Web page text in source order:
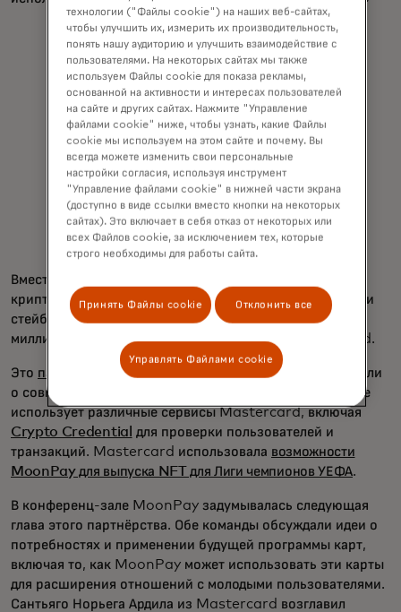
«Мы обновляем деньги на интернет ...
Мы хотим внедрить каждый отдельный
платеж по всему миру.»
Ivan Soto-Wright
Вместе они стремятся подключить новые карты к
криптокошелькам пользователей и обеспечить платежи
стейблкоинами и криптовалютой в более чем 150
миллионах точек, где сегодня принимается Mastercard.
Это партнёрство
не новое — компании впервые объявили
о совместной работе в конце 2023 года. MoonPay уже
использует различные сервисы Mastercard, включая
Crypto Credential для проверки пользователей и
транзакций. Mastercard использовала возможности
MoonPay для выпуска NFT для Лиги чемпионов УЕФА.
В конференц-зале MoonPay задумывалась следующая
глава этого партнёрства. Обе команды обсуждали идеи о
потребностях и применении будущей программы карт,
включая то, как MoonPay может использовать эти карты
для расширения отношений с молодыми пользователями.
Сантьяго Норьега Ардила из Mastercard возглавил
технологии ("Файлы cookie") на наших веб-сайтах,
чтобы улучшить их, измерить их производительность,
понять нашу аудиторию и улучшить взаимодействие с
пользователями. На некоторых сайтах мы также
используем Файлы cookie для показа рекламы,
основанной на активности и интересах пользователей
на сайте и других сайтах. Нажмите "Управление
файлами cookie" ниже, чтобы узнать, какие Файлы
cookie мы используем на этом сайте и почему. Вы
всегда можете изменить свои персональные
настройки согласия, используя инструмент
"Управление файлами cookie" в нижней части экрана
(доступно в виде ссылки вместо кнопки на некоторых
сайтах). Это включает в себя отказ от некоторых или
всех Файлов cookie, за исключением тех, которые
строго необходимы для работы сайта.
Принять Файлы cookie Отклонить все
Управлять Файлами cookie